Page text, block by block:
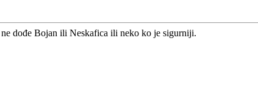
dođe Bojan ili Neskafica ili neko ko je sigurniji.